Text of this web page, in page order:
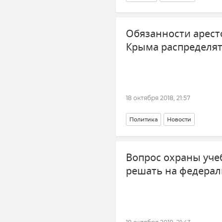
Обязанности
Крыма
18 октября 2018, 21:57
Политика Новости
Вопрос охраны
решать на